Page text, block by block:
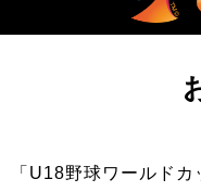
「U18野球ワールド